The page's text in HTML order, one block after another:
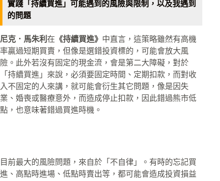
實踐「持續買進」可能遇到的風險與限制，以及我遇到
的問題
尼克．馬朱利 在 《持續買進》 中直言，這策略雖然有高機
率贏過短期買賣，但像是選錯投資標的，可能會放大風
險。​此外若沒有固定的現金流，會是第二大障礙，對於
「持續買進」來說，必須要固定時間、定期扣款，而對收
入不固定的人來講，就可能會衍生其它問題，像是因失
業、婚喪或醫療意外，而造成停止扣款，因此錯過熊市低
點，也意味著錯過買進時機。
目前最大的風險問題，來自於「不自律」。有時的忘記買
進、高點時進場、低點時賣出等，都可能會造成投資損益